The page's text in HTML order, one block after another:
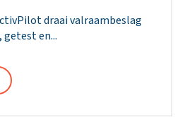
draai valraambeslag
en...